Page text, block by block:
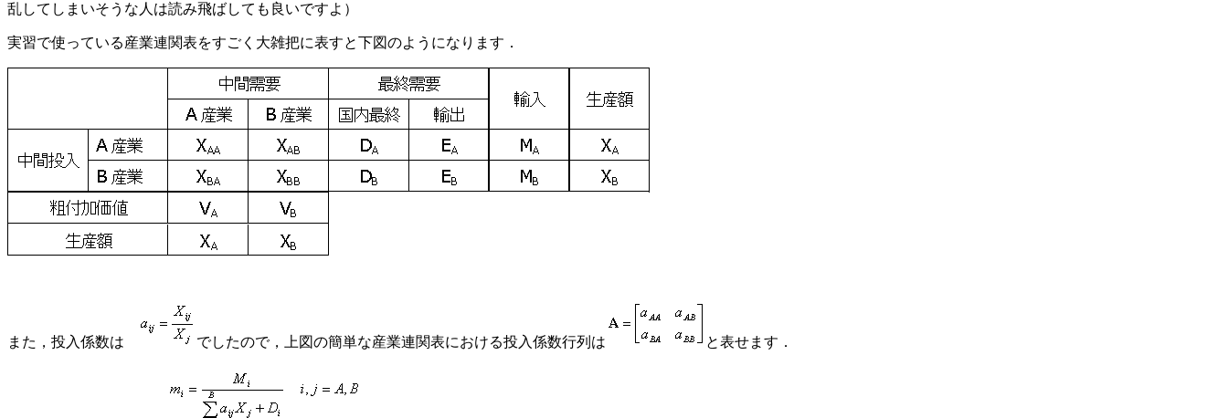
乱してしまいそうな人は読み飛ばしても良いですよ）
実習で使っている産業連関表をすごく大雑把に表すと下図のようになります．
また，投入係数は でしたので，上図の簡単な産業連関表における投入係数行列は と表せます．